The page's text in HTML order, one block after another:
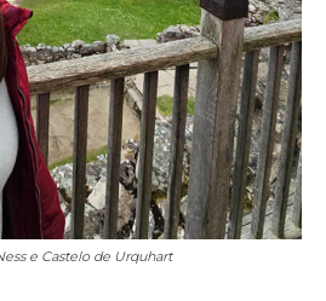
e Castelo de Urquhart